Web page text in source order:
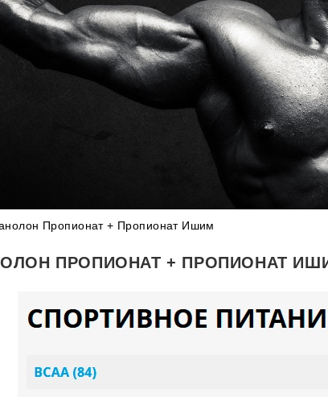
Пропионат + Пропионат Ишим
ПРОПИОНАТ + ПРОПИОНАТ